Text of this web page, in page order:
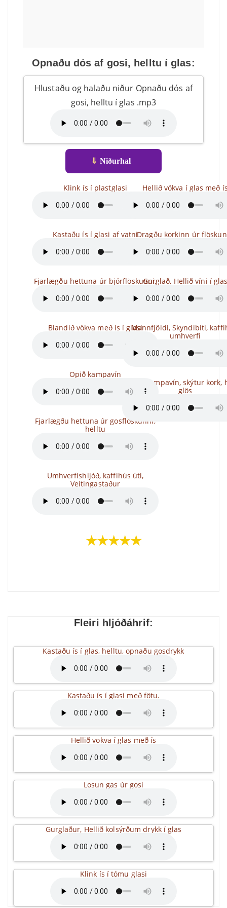
Opnaðu dós af gosi, helltu í glas:
Hlustaðu og halaðu niður Opnaðu dós af
gosi, helltu í glas .mp3
⇓ Niðurhal
Klink ís í plastglasi
Kastaðu ís í glasi af vatni
Fjarlægðu hettuna úr bjórflöskunni.
Blandið vökva með ís í glasi
Opið kampavín
Fjarlægðu hettuna úr gosflöskunni,
helltu
Umhverfishljóð, kaffihús úti,
Veitingastaður
Hellið vökva í glas með
Dragðu korkinn úr
Gurglað, Hellið víni í
Mannfjöldi, Skyndibiti,
umhverfi
Opnið kampavín, skýtur kork,
glös
★★★★★
Fleiri hljóðáhrif:
Kastaðu ís í glas, helltu, opnaðu gosdrykk
Kastaðu ís í glasi með fötu.
Hellið vökva í glas með ís
Losun gas úr gosi
Gurglaður, Hellið kolsýrðum drykk í glas
Klink ís í tómu glasi